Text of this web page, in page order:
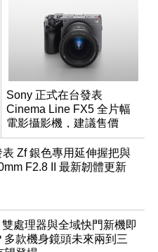
Sony 正式在台發表
Cinema Line FX5 全片幅
電影攝影機，建議售價
NT$144,980
表 Zf 銀色專用延伸握把與
F2.8 II 最新韌體更新
處理器與全域快門新機即
多款機身鏡頭未來兩到三